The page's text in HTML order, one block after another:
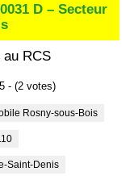
D – Secteur
RCS
- (2 votes)
Rosny-sous-Bois
Saint-Denis